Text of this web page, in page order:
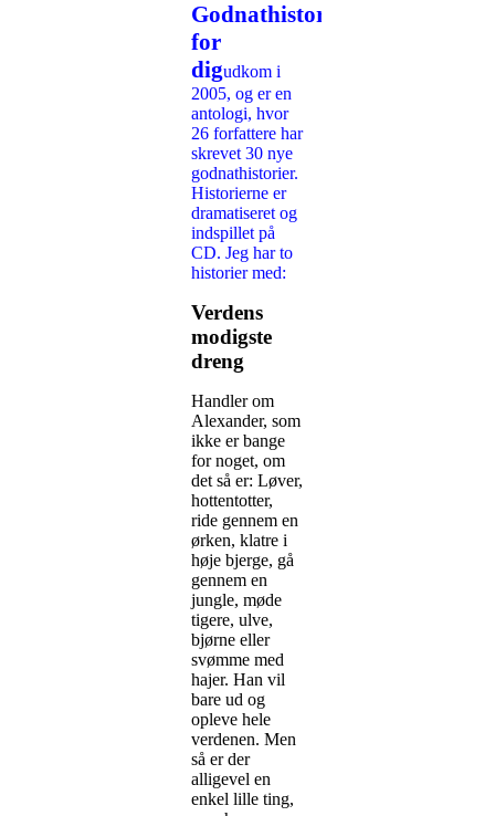
Godnathistorier
for
digudkom i
2005, og er en
antologi, hvor
26 forfattere har
skrevet 30 nye
godnathistorier.
Historierne er
dramatiseret og
indspillet på
CD. Jeg har to
historier med:
Verdens
modigste
dreng
Handler om
Alexander, som
ikke er bange
for noget, om
det så er: Løver,
hottentotter,
ride gennem en
ørken, klatre i
høje bjerge, gå
gennem en
jungle, møde
tigere, ulve,
bjørne eller
svømme med
hajer. Han vil
bare ud og
opleve hele
verdenen. Men
så er der
alligevel en
enkel lille ting,